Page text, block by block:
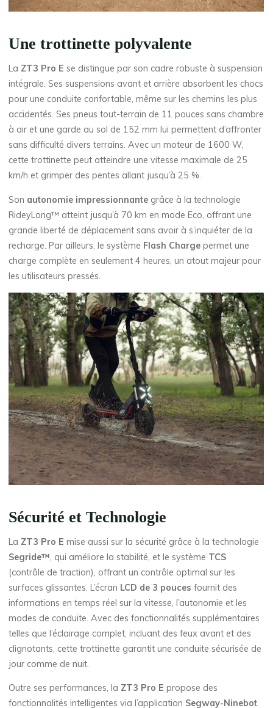
Une trottinette polyvalente
La ZT3 Pro E se distingue par son cadre robuste à suspension
intégrale. Ses suspensions avant et arrière absorbent les chocs
pour une conduite confortable, même sur les chemins les plus
accidentés. Ses pneus tout-terrain de 11 pouces sans chambre
à air et une garde au sol de 152 mm lui permettent d’affronter
sans difficulté divers terrains. Avec un moteur de 1600 W,
cette trottinette peut atteindre une vitesse maximale de 25
km/h et grimper des pentes allant jusqu’à 25 %.
Son autonomie impressionnante grâce à la technologie
RideyLong™ atteint jusqu’à 70 km en mode Eco, offrant une
grande liberté de déplacement sans avoir à s’inquiéter de la
recharge. Par ailleurs, le système Flash Charge permet une
charge complète en seulement 4 heures, un atout majeur pour
les utilisateurs pressés.
Sécurité et Technologie
La ZT3 Pro E mise aussi sur la sécurité grâce à la technologie
Segride™, qui améliore la stabilité, et le système TCS
(contrôle de traction), offrant un contrôle optimal sur les
surfaces glissantes. L’écran LCD de 3 pouces fournit des
informations en temps réel sur la vitesse, l’autonomie et les
modes de conduite. Avec des fonctionnalités supplémentaires
telles que l’éclairage complet, incluant des feux avant et des
clignotants, cette trottinette garantit une conduite sécurisée de
jour comme de nuit.
Outre ses performances, la ZT3 Pro E propose des
fonctionnalités intelligentes via l’application Segway-Ninebot.